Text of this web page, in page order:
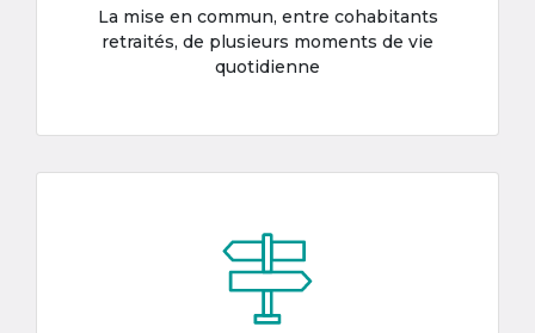
La mise en commun, entre cohabitants
retraités, de plusieurs moments de vie
quotidienne